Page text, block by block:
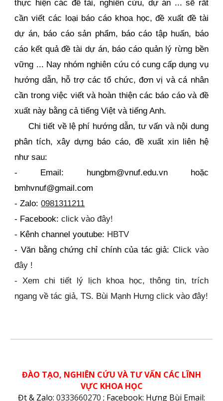
thực hiện các đề tài, nghiên cứu, dự án ... sẽ rất
cần viết các loại báo cáo khoa học, đề xuất đề tài
dự án, báo cáo sản phẩm, báo cáo tập huấn, báo
cáo kết quả đề tài dự án, báo cáo quản lý rừng bền
vững ... Nay nhóm nghiên cứu có cung cấp dụng vụ
hướng dẫn, hỗ trợ các tổ chức, đơn vị và cá nhân
cần trong việc viết và hoàn thiện các báo cáo và đề
xuất này bằng cả tiếng Việt và tiếng Anh.
Chi tiết về lệ phí hướng dẫn, tư vấn và nội dung
phân tích, xây dựng báo cáo, đề xuấtxin liên hệ
như sau:
- Email: hungbm@vnuf.edu.vn hoặc
bmhvnuf@gmail.com
- Zalo:0981311211
- Facebook: click vào đây!
- Kênh channel youtube: HBTV
- Văn bằng chứng chỉ chính của tác giả: Click vào
đây !
- Xem chi tiết lý lịch khoa học, thông tin, trích
ngang về tác giả, TS. Bùi Mạnh Hưng click vào đây!
ĐÀO TẠO, NGHIÊN CỨU VÀ TƯ VẤN CÁC LĨNH
VỰC KHOA HỌC
Đt & Zalo: 0333660270 ; Facebook: Hưng Bùi Email: